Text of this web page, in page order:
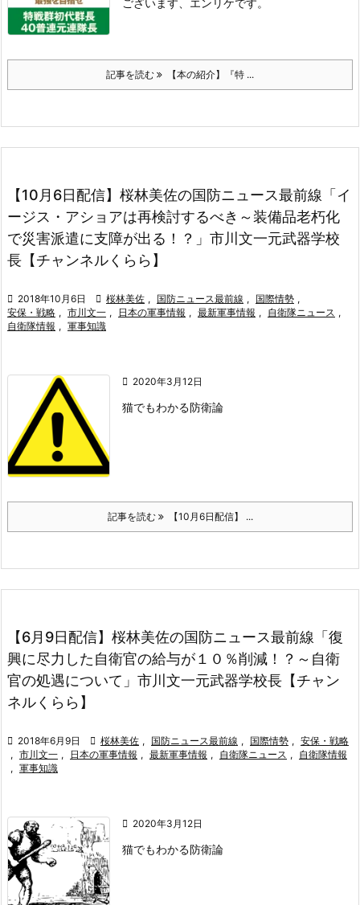
ございます、エンリケです。
記事を読む 【本の紹介】『特 ...
【10月6日配信】桜林美佐の国防ニュース最前線「イ
ージス・アショアは再検討するべき～装備品老朽化
で災害派遣に支障が出る！？」市川文一元武器学校
長【チャンネルくらら】
 2018年10月6日  桜林美佐 , 国防ニュース最前線 , 国際情勢 ,
安保・戦略 , 市川文一 , 日本の軍事情報 , 最新軍事情報 , 自衛隊ニュース ,
自衛隊情報 , 軍事知識
 2020年3月12日
猫でもわかる防衛論
記事を読む 【10月6日配信】 ...
【6月9日配信】桜林美佐の国防ニュース最前線「復
興に尽力した自衛官の給与が１０％削減！？～自衛
官の処遇について」市川文一元武器学校長【チャン
ネルくらら】
 2018年6月9日  桜林美佐 , 国防ニュース最前線 , 国際情勢 , 安保・戦略
, 市川文一 , 日本の軍事情報 , 最新軍事情報 , 自衛隊ニュース , 自衛隊情報
, 軍事知識
 2020年3月12日
猫でもわかる防衛論